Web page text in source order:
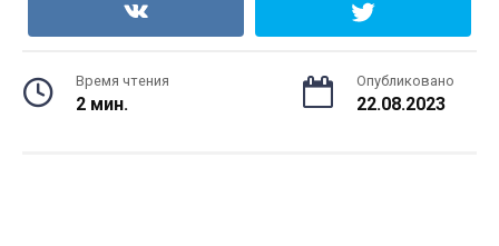
Время чтения
2 мин.
Опубликовано
22.08.2023